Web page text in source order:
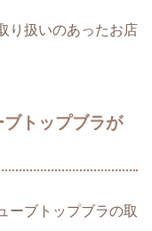
り扱いのあったお店
トップブラが
ーブトップブラの取